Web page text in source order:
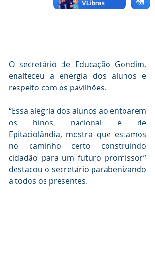
O secretário de Educação Gondim,
enalteceu a energia dos alunos e
respeito com os pavilhões.
“Essa alegria dos alunos ao entoarem
os hinos, nacional e de
Epitaciolândia, mostra que estamos
no caminho certo construindo
cidadão para um futuro promissor”
destacou o secretário parabenizando
a todos os presentes.